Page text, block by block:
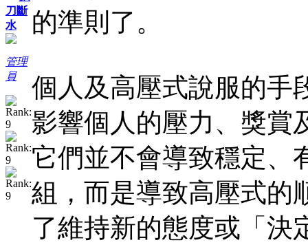
刀斷
水
管理
員
的準則了。
個人及高壓式說服的手
影響個人的壓力、獎賞
它們並不會導致穩定、
組，而是導致高壓式的
了維持新的態度或「決